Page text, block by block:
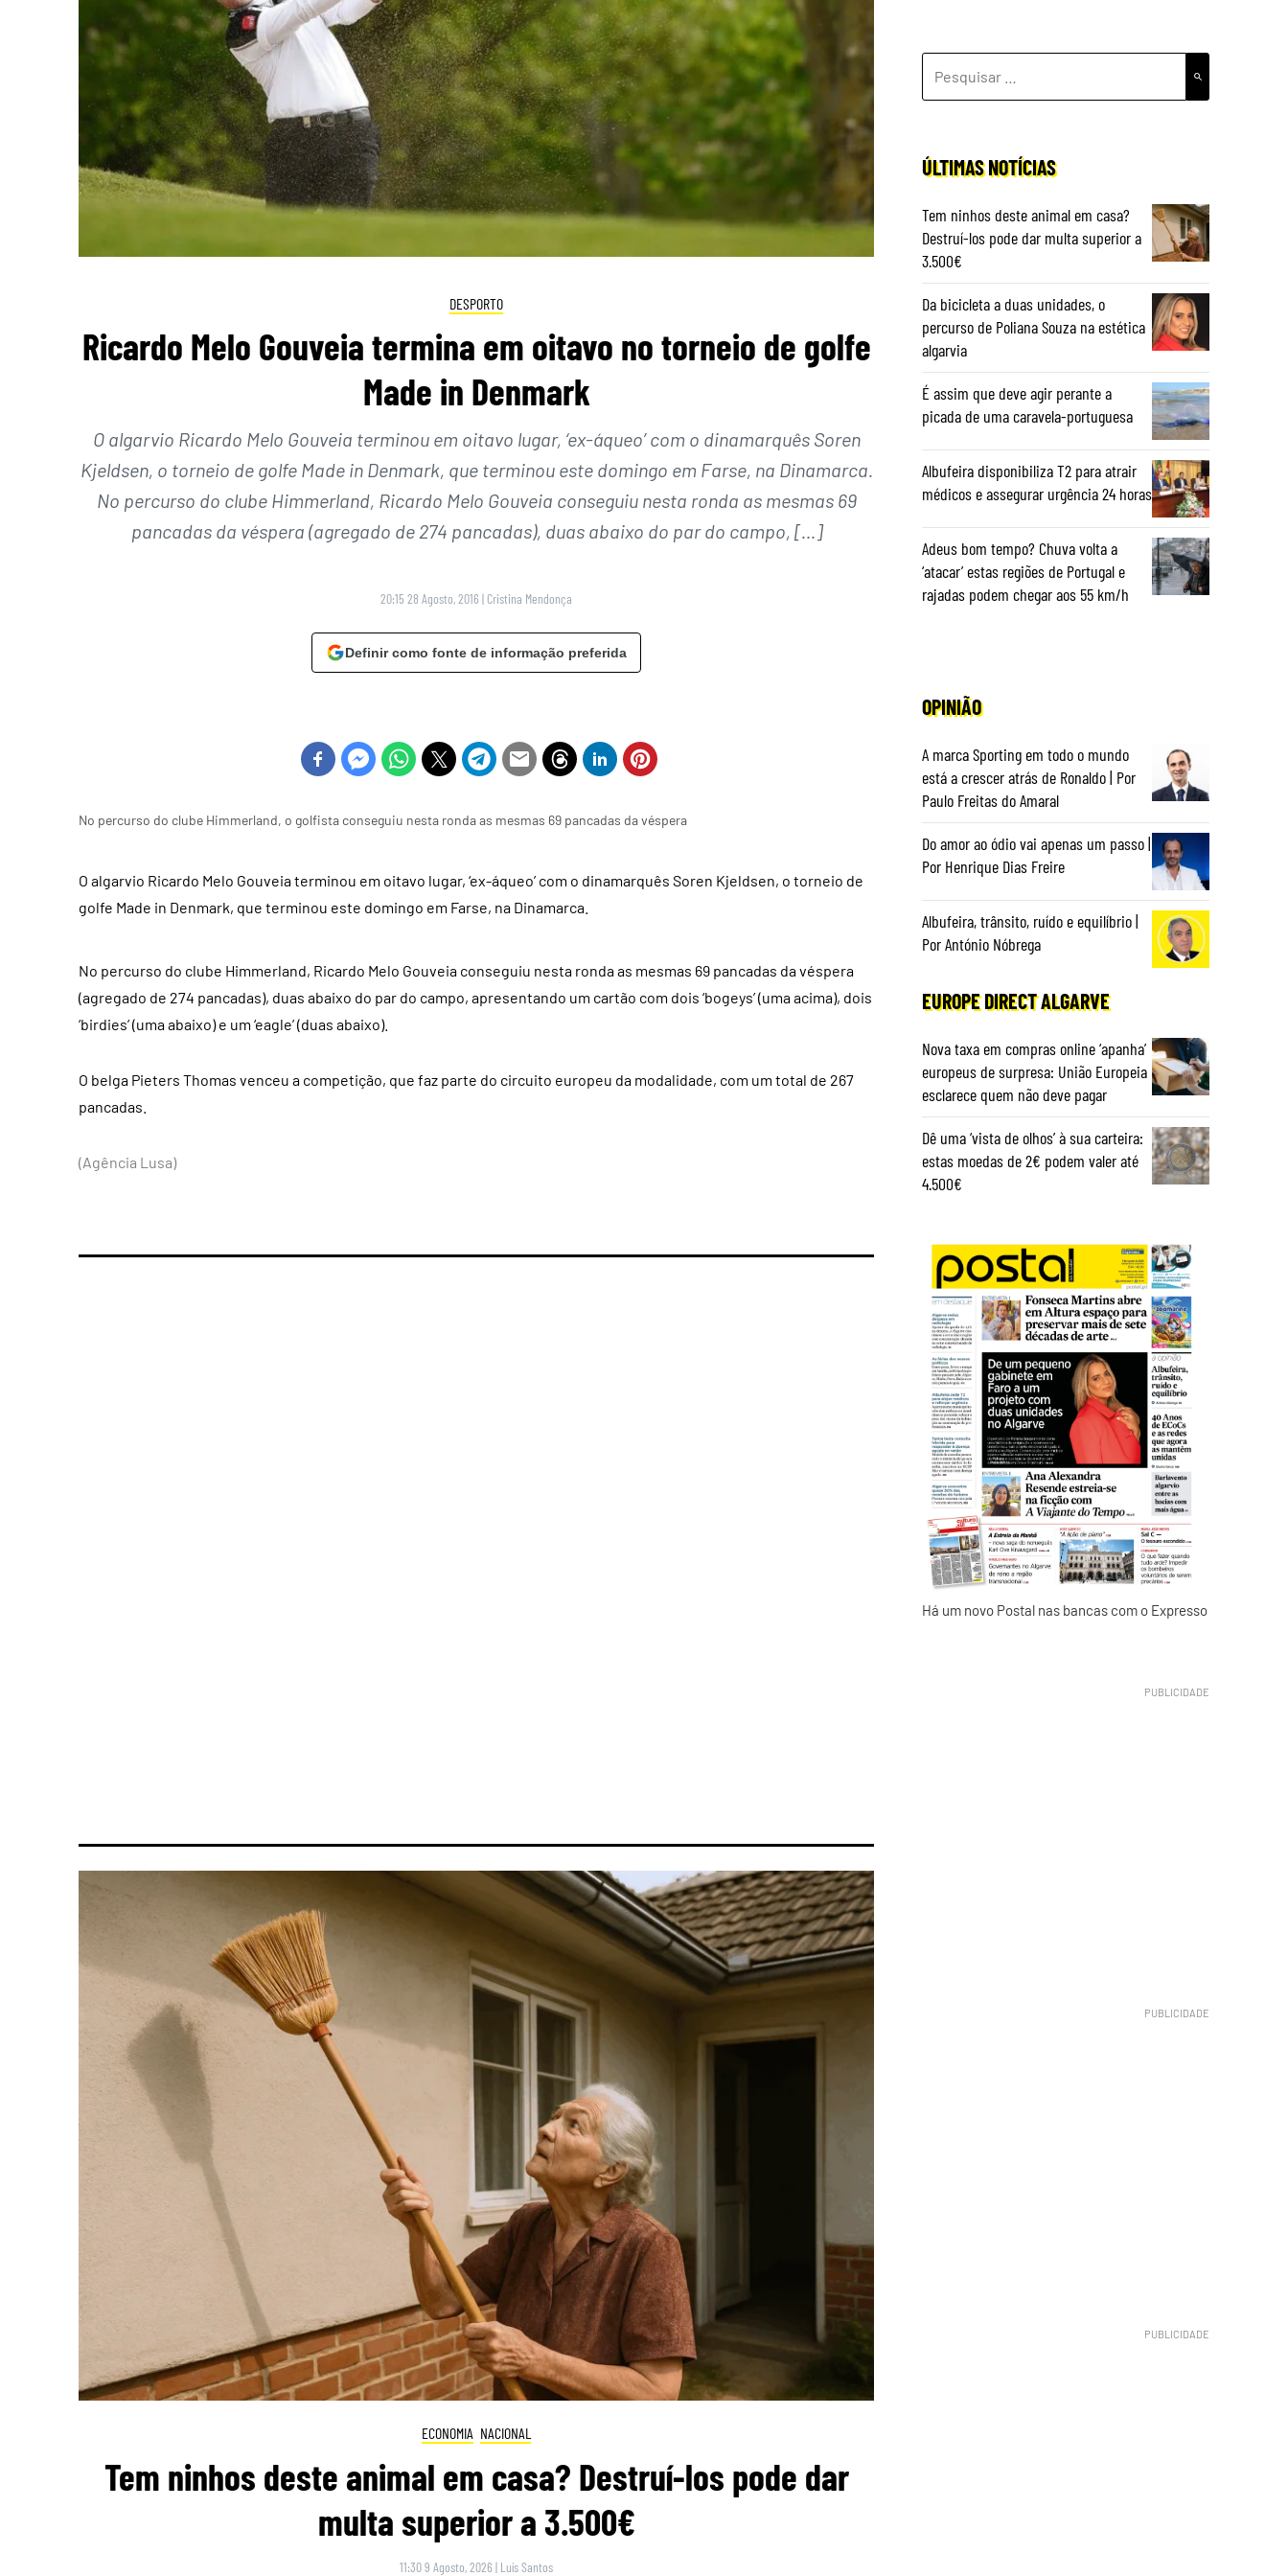
DESPORTO
Ricardo Melo Gouveia termina em oitavo no torneio de golfe
Made in Denmark
O algarvio Ricardo Melo Gouveia terminou em oitavo lugar, ‘ex-áqueo’ com o dinamarquês Soren
Kjeldsen, o torneio de golfe Made in Denmark, que terminou este domingo em Farse, na Dinamarca.
No percurso do clube Himmerland, Ricardo Melo Gouveia conseguiu nesta ronda as mesmas 69
pancadas da véspera (agregado de 274 pancadas), duas abaixo do par do campo, […]
20:15 28 Agosto, 2016 | Cristina Mendonça
Definir como fonte de informação preferida
No percurso do clube Himmerland, o golfista conseguiu nesta ronda as mesmas 69 pancadas da véspera
O algarvio Ricardo Melo Gouveia terminou em oitavo lugar, ‘ex-áqueo’ com o dinamarquês Soren Kjeldsen, o torneio de
golfe Made in Denmark, que terminou este domingo em Farse, na Dinamarca.
No percurso do clube Himmerland, Ricardo Melo Gouveia conseguiu nesta ronda as mesmas 69 pancadas da véspera
(agregado de 274 pancadas), duas abaixo do par do campo, apresentando um cartão com dois ‘bogeys’ (uma acima), dois
‘birdies’ (uma abaixo) e um ‘eagle’ (duas abaixo).
O belga Pieters Thomas venceu a competição, que faz parte do circuito europeu da modalidade, com um total de 267
pancadas.
(Agência Lusa)
ECONOMIA NACIONAL
Tem ninhos deste animal em casa? Destruí-los pode dar
multa superior a 3.500€
11:30 9 Agosto, 2026 | Luís Santos
POR:
ÚLTIMAS NOTÍCIAS
Tem ninhos deste animal em casa?
Destruí-los pode dar multa superior a
3.500€
Da bicicleta a duas unidades, o
percurso de Poliana Souza na estética
algarvia
É assim que deve agir perante a
picada de uma caravela-portuguesa
Albufeira disponibiliza T2 para atrair
médicos e assegurar urgência 24 horas
Adeus bom tempo? Chuva volta a
‘atacar’ estas regiões de Portugal e
rajadas podem chegar aos 55 km/h
OPINIÃO
A marca Sporting em todo o mundo
está a crescer atrás de Ronaldo | Por
Paulo Freitas do Amaral
Do amor ao ódio vai apenas um passo |
Por Henrique Dias Freire
Albufeira, trânsito, ruído e equilíbrio |
Por António Nóbrega
EUROPE DIRECT ALGARVE
Nova taxa em compras online ‘apanha’
europeus de surpresa: União Europeia
esclarece quem não deve pagar
Dê uma ‘vista de olhos’ à sua carteira:
estas moedas de 2€ podem valer até
4.500€
Há um novo Postal nas bancas com o Expresso